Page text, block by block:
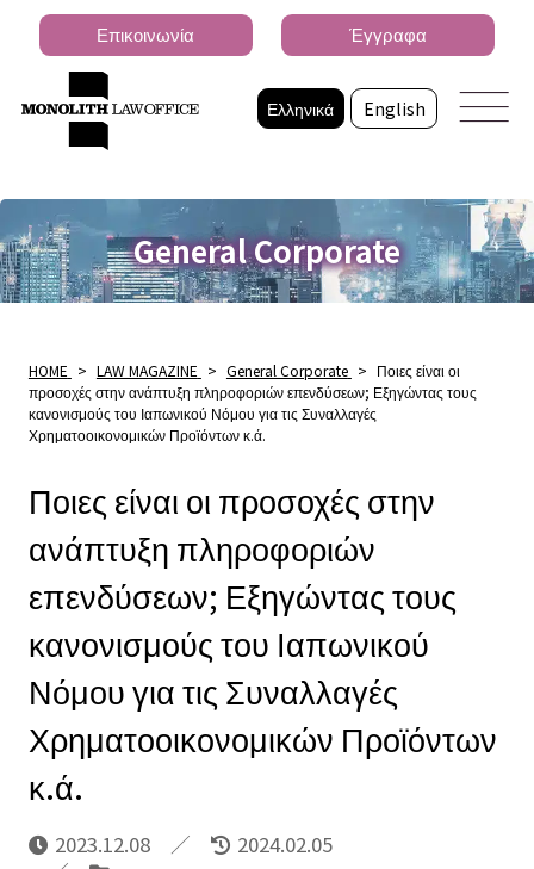
Ελληνικά English
Επικοινωνία Έγγραφα
General Corporate
HOME > LAW MAGAZINE > General Corporate > Ποιες είναι οι
προσοχές στην ανάπτυξη πληροφοριών επενδύσεων; Εξηγώντας τους
κανονισμούς του Ιαπωνικού Νόμου για τις Συναλλαγές
Χρηματοοικονομικών Προϊόντων κ.ά.
Ποιες είναι οι προσοχές στην
ανάπτυξη πληροφοριών
επενδύσεων; Εξηγώντας τους
κανονισμούς του Ιαπωνικού
Νόμου για τις Συναλλαγές
Χρηματοοικονομικών Προϊόντων
κ.ά.
2023.12.08 2024.02.05